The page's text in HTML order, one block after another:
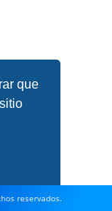
que
reservados.